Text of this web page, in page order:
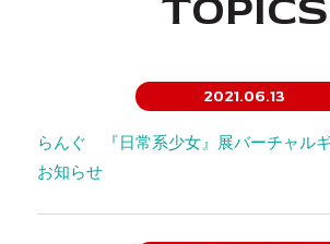
2021.06.13
らんぐ 『日常系少女』展バーチャル
お知らせ